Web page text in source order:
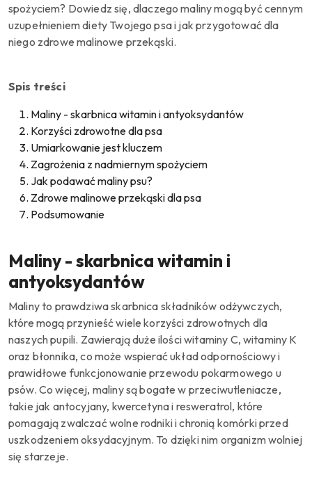
spożyciem? Dowiedz się, dlaczego maliny mogą być cennym
uzupełnieniem diety Twojego psa i jak przygotować dla
niego zdrowe malinowe przekąski.
Spis treści
Maliny - skarbnicawitamin i antyoksydantów
Korzyści zdrowotne dla psa
Umiarkowanie jest kluczem
Zagrożenia z nadmiernym spożyciem
Jak podawać maliny psu?
Zdrowe malinowe przekąski dla psa
Podsumowanie
Maliny - skarbnicawitamin i
antyoksydantów
Maliny to prawdziwa skarbnica składników odżywczych,
które mogą przynieść wiele korzyści zdrowotnych dla
naszych pupili. Zawierają duże ilości witaminy C, witaminy K
oraz błonnika, co może wspierać układ odpornościowy i
prawidłowe funkcjonowanie przewodu pokarmowego u
psów. Co więcej, maliny są bogate w przeciwutleniacze,
takie jak antocyjany, kwercetyna i resweratrol, które
pomagają zwalczać wolne rodniki i chronią komórki przed
uszkodzeniem oksydacyjnym. To dzięki nim organizm wolniej
się starzeje.